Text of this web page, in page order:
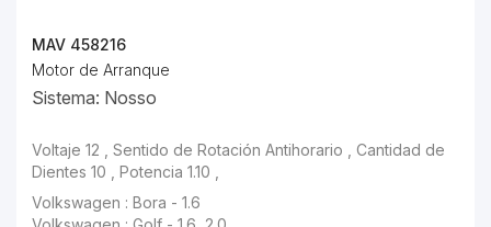
MAV 458216
Motor de Arranque
Sistema: Nosso
Voltaje 12 , Sentido de Rotación Antihorario , Cantidad de
Dientes 10 , Potencia 1.10 ,
Volkswagen : Bora - 1.6